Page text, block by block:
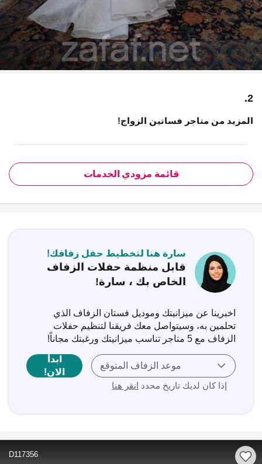
2.
المزيد من متاجر فساتين الزواج!
قائمة مزودي الخدمات
سارة هنا لتخطيط حفل زفافك!
قابل منظمة حفلات الزفاف
الخاص بك ، سارة!
اخبرينا عن ميزانيتك وموديل فستان الزفاف الذي
تحلمين به، وسيتواصل معك فريقنا لتنظيم حفلات
الزفاف مع 5 متاجر تناسب ميزانيتك ورغبتك مجاناً!
موعد الزفاف المتوقع
إذا كان لديك تاريخ محدد انقر هنا
ابدأ
الان!
D117356